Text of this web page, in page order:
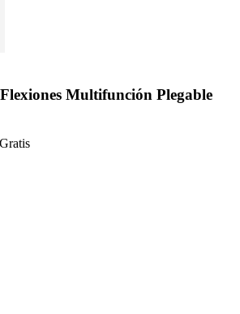
Multifunción Plegable
Gratis